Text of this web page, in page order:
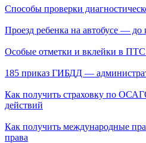
Способы проверки
Проезд ребенка на автобусе — до
Особые отметки и вклейки в ПТС
185 приказ ГИБДД —
Как получить страховку по
действий
Как получить международные
права